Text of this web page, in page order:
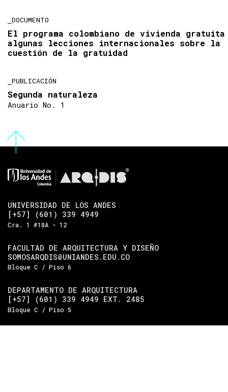
DOCUMENTO
El programa colombiano de vivienda
algunas lecciones internacionales sobre la
cuestión de la gratuidad
PUBLICACIÓN
Segunda naturaleza
Anuario No. 1
UNIVERSIDAD DE LOS ANDES
[+57] (601) 339 4949
Cra. 1 #18A - 12
FACULTAD DE ARQUITECTURA Y DISEÑO
SOMOSARQDIS@UNIANDES.EDU.CO
Bloque C / Piso 6
DEPARTAMENTO DE ARQUITECTURA
[+57] (601) 339 4949 EXT. 2485
Bloque C / Piso 5